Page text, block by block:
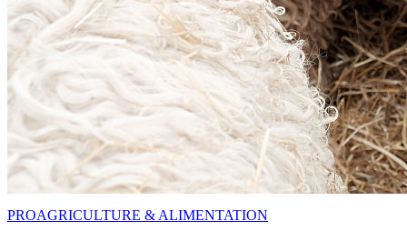
PROAGRICULTURE & ALIMENTATION